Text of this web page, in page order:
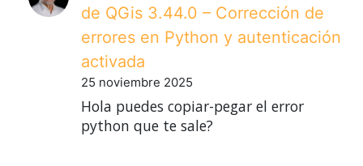
de QGis 3.44.0 – Corrección de
errores en Python y autenticación
activada
25 noviembre 2025
Hola puedes copiar-pegar el error
python que te sale?